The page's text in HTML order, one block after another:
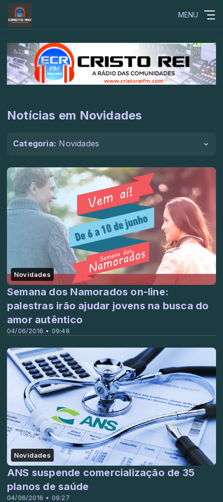
MENU
Notícias em Novidades
Categoria: Novidades
Novidades
04/06/2016 • 09:48
Semana dos Namorados on-line:
palestras irão ajudar jovens na busca do
amor autêntico
Novidades
04/06/2016 • 09:27
ANS suspende comercialização de 35
planos de saúde